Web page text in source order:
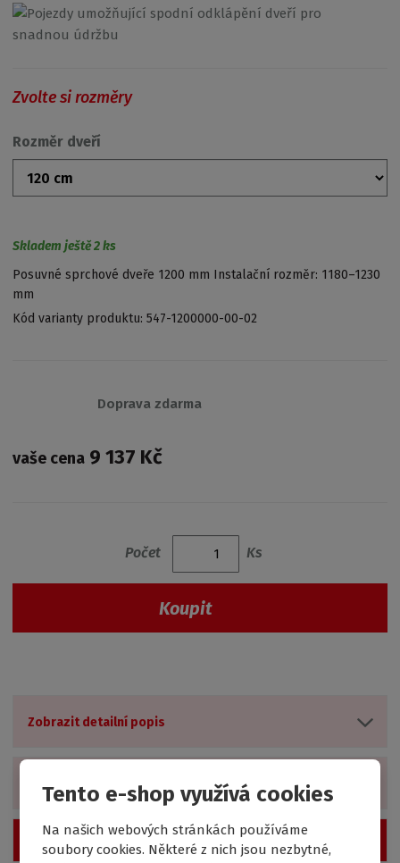
Tento e-shop využívá cookies
Na našich webových stránkách používáme
soubory cookies. Některé z nich jsou nezbytné,
Zvolte si rozměry
Rozměr dveří
Skladem ještě 2 ks
Posuvné sprchové dveře 1200 mm Instalační rozměr: 1180–1230
mm
Kód varianty produktu:547-1200000-00-02
Doprava zdarma
vaše cena 9 137 Kč
Počet Ks
Koupit
Zobrazit detailní popis
Zobrazit technické parametry
Zobrazit hodnocení produktu